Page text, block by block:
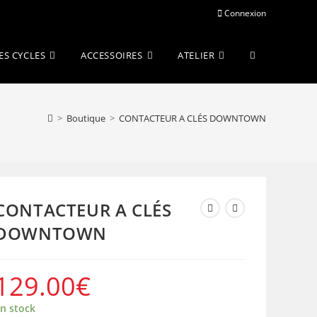
Connexion
CYCLES ACCESSOIRES ATELIER Toggle
> Boutique > CONTACTEUR A CLÉS DOWNTOWN
A CLÉS
€
stock